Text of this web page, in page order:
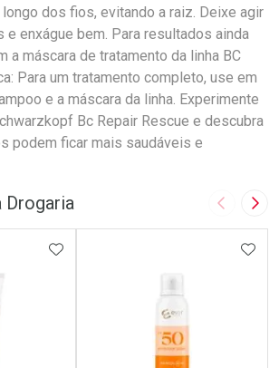
dos fios, evitando a raiz. Deixe agir
e enxágue bem. Para resultados ainda
a máscara de tratamento da linha BC
Para um tratamento completo, use em
e a máscara da linha. Experimente
Bc Repair Rescue e descubra
podem ficar mais saudáveis e
Drogaria Imagem
ADICIONAR AOS FAVORITOS